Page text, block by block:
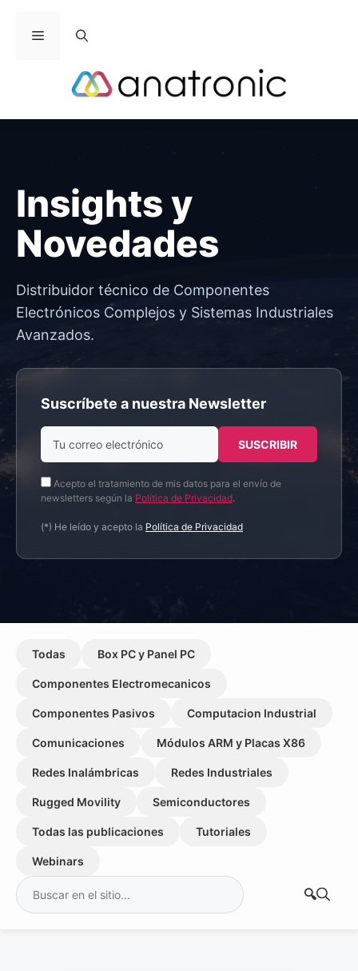
Menú
Insights y
Novedades
Distribuidor técnico de Componentes
Electrónicos Complejos y Sistemas Industriales
Avanzados.
Suscríbete a nuestra Newsletter
Acepto el tratamiento de mis datos para el envío de
newsletters según la Política de Privacidad.
(*) He leído y acepto la Política de Privacidad
Todas Box PC y Panel PC
Componentes Electromecanicos
Componentes Pasivos Computacion Industrial
Comunicaciones Módulos ARM y Placas X86
Redes Inalámbricas Redes Industriales
Rugged Movility Semiconductores
Todas las publicaciones Tutoriales
Webinars
Buscar: